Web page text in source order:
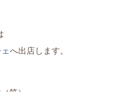
へ出店します。